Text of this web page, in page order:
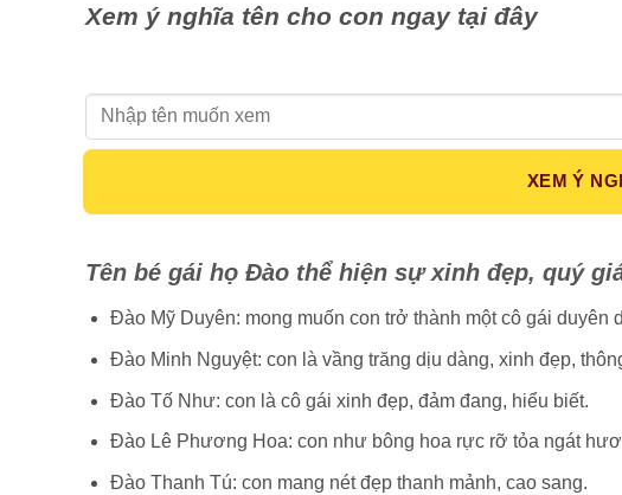
Xem ý nghĩa tên cho con ngay tại đây
XEM Ý
Tên bé gái họ Đào thể hiện sự xinh đẹp, quý
Đào Mỹ Duyên: mong muốn con trở thành một cô gái duyên
Đào Minh Nguyệt: con là vầng trăng dịu dàng, xinh đẹp,
Đào Tố Như: con là cô gái xinh đẹp, đảm đang, hiểu biết.
Đào Lê Phương Hoa: con như bông hoa rực rỡ tỏa ngát
Đào Thanh Tú: con mang nét đẹp thanh mảnh, cao sang.